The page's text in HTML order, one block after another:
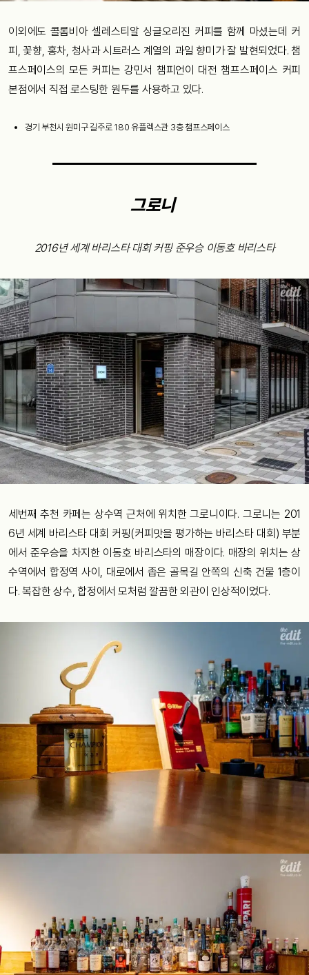
이외에도 콜롬비아 셀레스티알 싱글오리진 커피를 함께 마셨는데 커
피, 꽃향, 홍차, 청사과 시트러스 계열의 과일 향미가 잘 발현되었다. 챔
프스페이스의 모든 커피는 강민서 챔피언이 대전 챔프스페이스 커피
본점에서 직접 로스팅한 원두를 사용하고 있다.
경기 부천시 원미구 길주로 180 유플렉스관 3층 챔프스페이스
그로니
2016년 세계 바리스타 대회 커핑 준우승 이동호 바리스타
세번째 추천 카페는 상수역 근처에 위치한 그로니이다. 그로니는 201
6년 세계 바리스타 대회 커핑(커피맛을 평가하는 바리스타 대회) 부분
에서 준우승을 차지한 이동호 바리스타의 매장이다. 매장의 위치는 상
수역에서 합정역 사이, 대로에서 좁은 골목길 안쪽의 신축 건물 1층이
다. 복잡한 상수, 합정에서 모처럼 깔끔한 외관이 인상적이었다.